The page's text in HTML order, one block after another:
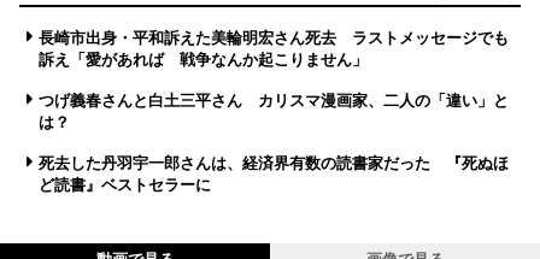
長崎市出身・平和訴えた美輪明宏さん死去 ラストメッセージでも
訴え「愛があれば 戦争なんか起こりません」
つげ義春さんと白土三平さん カリスマ漫画家、二人の「違い」と
は？
死去した丹羽宇一郎さんは、経済界有数の読書家だった 『死ぬほ
ど読書』ベストセラーに